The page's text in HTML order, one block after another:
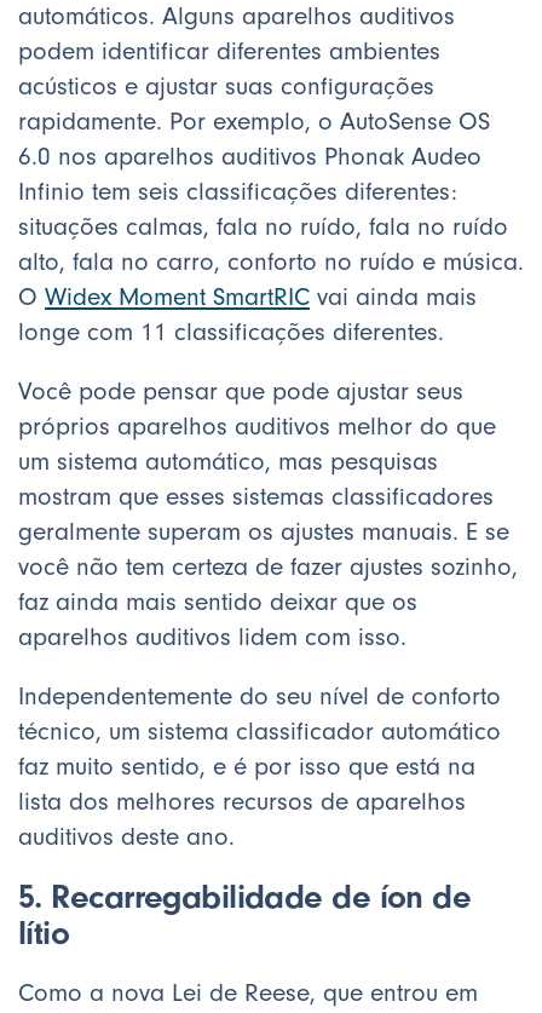
automáticos. Alguns aparelhos auditivos
podem identificar diferentes ambientes
acústicos e ajustar suas configurações
rapidamente. Por exemplo, o AutoSense OS
6.0 nos aparelhos auditivos Phonak Audeo
Infinio tem seis classificações diferentes:
situações calmas, fala no ruído, fala no ruído
alto, fala no carro, conforto no ruído e música.
O Widex Moment SmartRIC vai ainda mais
longe com 11 classificações diferentes.
Você pode pensar que pode ajustar seus
próprios aparelhos auditivos melhor do que
um sistema automático, mas pesquisas
mostram que esses sistemas classificadores
geralmente superam os ajustes manuais. E se
você não tem certeza de fazer ajustes sozinho,
faz ainda mais sentido deixar que os
aparelhos auditivos lidem com isso.
Independentemente do seu nível de conforto
técnico, um sistema classificador automático
faz muito sentido, e é por isso que está na
lista dos melhores recursos de aparelhos
auditivos deste ano.
5. Recarregabilidade de íon de
lítio
Como a nova Lei de Reese, que entrou em